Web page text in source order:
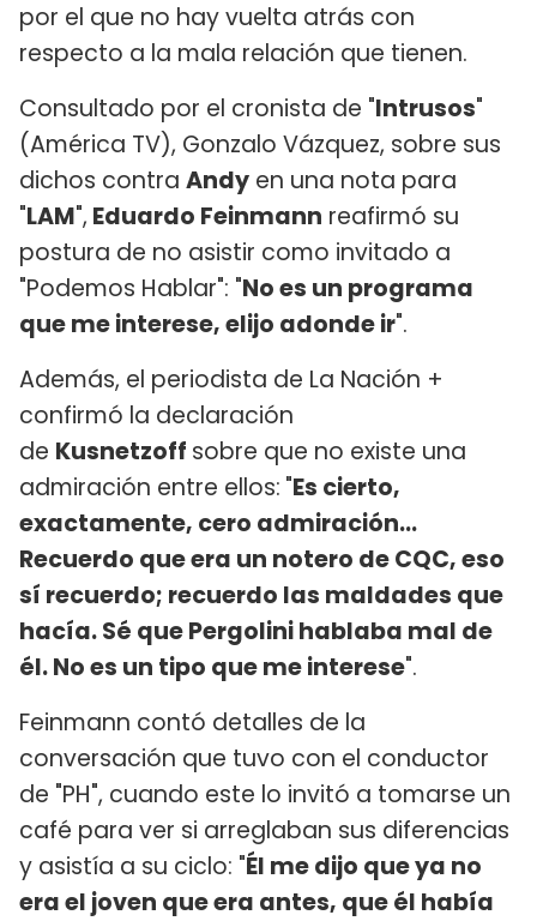
por el que no hay vuelta atrás con
respecto a la mala relación que tienen.
Consultado por el cronista de "Intrusos"
(América TV), Gonzalo Vázquez, sobre sus
dichos contra Andy en una nota para
"LAM", Eduardo Feinmann reafirmó su
postura de no asistir como invitado a
"Podemos Hablar": "No es un programa
que me interese, elijo adonde ir".
Además, el periodista de La Nación +
confirmó la declaración
de Kusnetzoff sobre que no existe una
admiración entre ellos: "Es cierto,
exactamente, cero admiración...
Recuerdo que era un notero de CQC, eso
sí recuerdo; recuerdo las maldades que
hacía. Sé que Pergolini hablaba mal de
él. No es un tipo que me interese".
Feinmann contó detalles de la
conversación que tuvo con el conductor
de "PH", cuando este lo invitó a tomarse un
café para ver si arreglaban sus diferencias
y asistía a su ciclo: "Él me dijo que ya no
era el joven que era antes, que él había